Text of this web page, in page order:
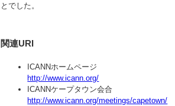
とでした。
関連URI
ICANNホームページ
http://www.icann.org/
ICANNケープタウン会合
http://www.icann.org/meetings/capetown/